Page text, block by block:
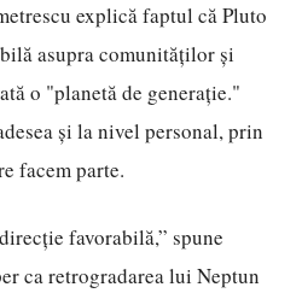
explică faptul că Pluto
asupra comunităților și
o "planetă de generație."
și la nivel personal, prin
facem parte.
favorabilă,” spune
ca retrogradarea lui Neptun